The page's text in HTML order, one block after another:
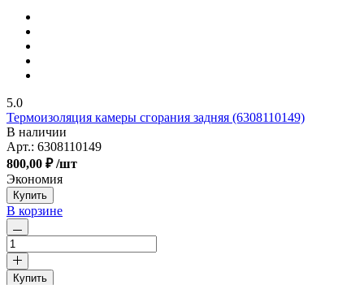
5.0
Термоизоляция камеры сгорания задняя (6308110149)
В наличии
Арт.: 6308110149
800,00 ₽/шт
Экономия
Купить
В корзине
Купить